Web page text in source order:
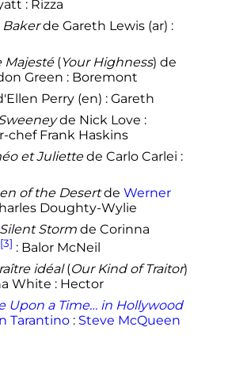
: Rizza
Bakerde Gareth Lewis (ar) :
Majesté(Your Highness) de
Green : Boremont
Perry (en) : Gareth
de Nick Love :
chef Frank Haskins
et Juliettede Carlo Carlei :
of the Desertde Werner
Doughty-Wylie
Stormde Corinna
[3] : Balor McNeil
idéal(Our Kind of Traitor)
White : Hector
Upon a Time… in Hollywood
Tarantino : Steve McQueen